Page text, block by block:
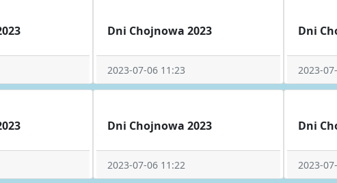
Dni Chojnowa 2023
2023-07-06 11:23
Dni
2023-
Dni Chojnowa 2023
2023-07-06 11:22
Dni
2023-